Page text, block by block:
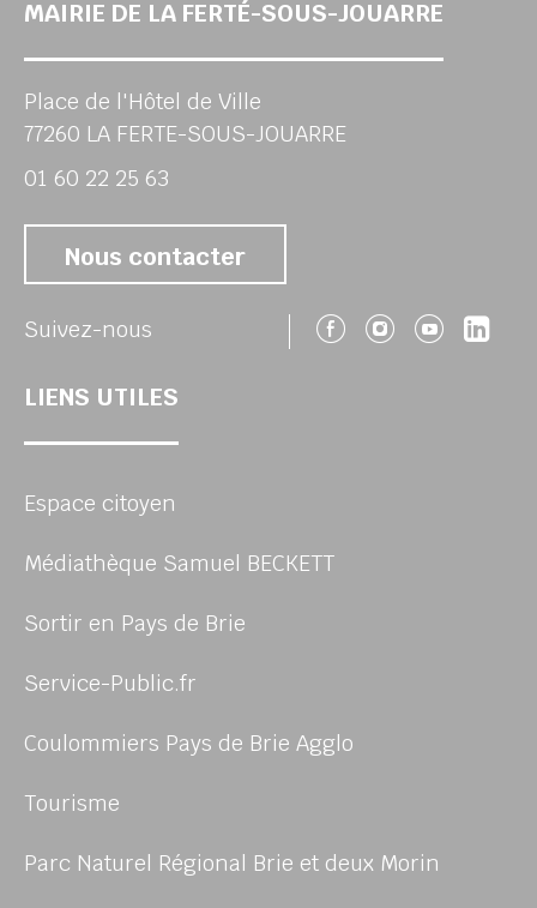
MAIRIE DE LA FERTÉ-SOUS-JOUARRE
Place de l'Hôtel de Ville
77260 LA FERTE-SOUS-JOUARRE
01 60 22 25 63
Nous contacter
Suivez-nous Suivez-nous
Suivez-
LIENS UTILES
Espace citoyen
Médiathèque Samuel BECKETT
Sortir en Pays de Brie
Service-Public.fr
Coulommiers Pays de Brie Agglo
Tourisme
Parc Naturel Régional Brie et deux Morin